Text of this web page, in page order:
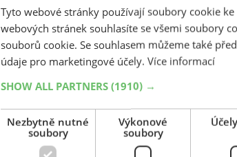
Tyto webové stránky používají soubory cookie
webových stránek souhlasíte se všemi soubory
souborů cookie. Se souhlasem můžeme také
údaje pro marketingové účely. Více informací
SHOW ALL PARTNERS (1910) →
Nezbytně nutné
soubory
Výkonové
soubory